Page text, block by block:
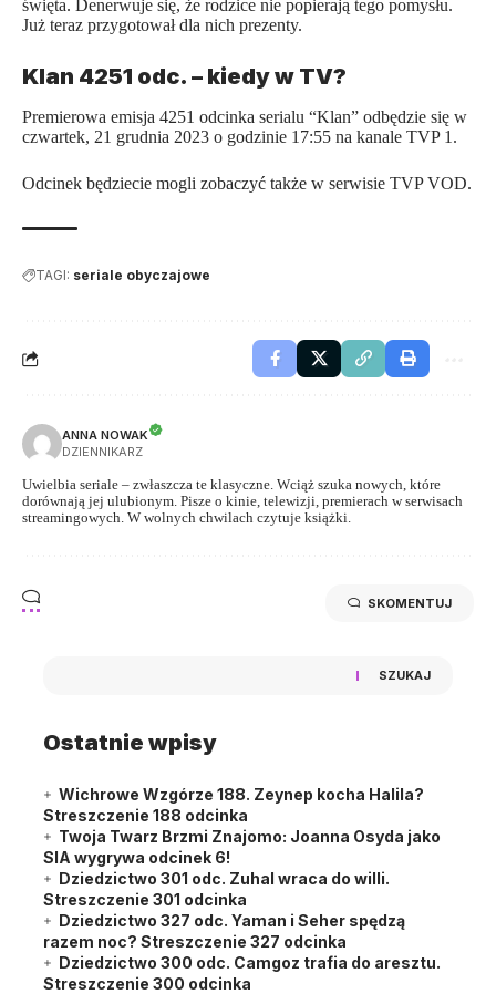
święta. Denerwuje się, że rodzice nie popierają tego pomysłu.
Już teraz przygotował dla nich prezenty.
Klan 4251 odc. – kiedy w TV?
Premierowa emisja 4251 odcinka serialu “Klan” odbędzie się w
czwartek, 21 grudnia 2023 o godzinie 17:55 na kanale TVP 1.
Odcinek będziecie mogli zobaczyć także w serwisie TVP VOD.
TAGI: seriale obyczajowe
ANNA NOWAK
DZIENNIKARZ
Uwielbia seriale – zwłaszcza te klasyczne. Wciąż szuka nowych, które
dorównają jej ulubionym. Pisze o kinie, telewizji, premierach w serwisach
streamingowych. W wolnych chwilach czytuje książki.
SKOMENTUJ
SZUKAJ
Ostatnie wpisy
Wichrowe Wzgórze 188. Zeynep kocha Halila?
Streszczenie 188 odcinka
Twoja Twarz Brzmi Znajomo: Joanna Osyda jako
SIA wygrywa odcinek 6!
Dziedzictwo 301 odc. Zuhal wraca do willi.
Streszczenie 301 odcinka
Dziedzictwo 327 odc. Yaman i Seher spędzą
razem noc? Streszczenie 327 odcinka
Dziedzictwo 300 odc. Camgoz trafia do aresztu.
Streszczenie 300 odcinka